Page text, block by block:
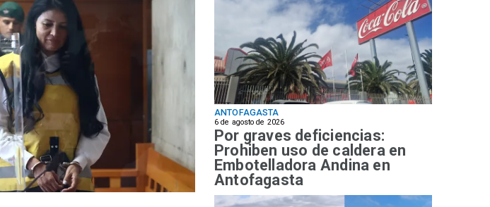
ANTOFAGASTA
6 de agosto de 2026
Por graves deficiencias:
Prohiben uso de caldera en
Embotelladora Andina en
Antofagasta